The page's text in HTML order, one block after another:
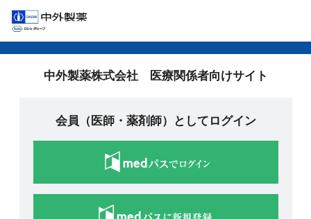
中外製薬株式会社 医療関係者向けサイト
会員（医師・薬剤師）としてログイン